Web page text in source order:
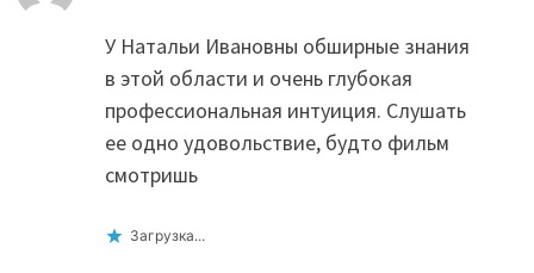
У Натальи Ивановны обширные знания
в этой области и очень глубокая
профессиональная интуиция. Слушать
ее одно удовольствие, будто фильм
смотришь
Загрузка...